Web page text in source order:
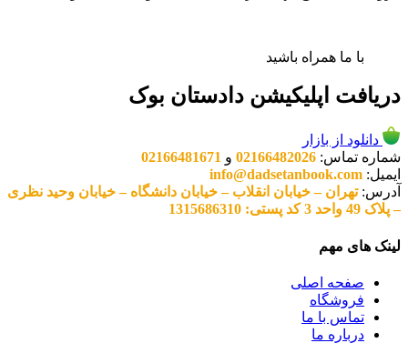
با ما همراه باشید
دریافت اپلیکیشن دادستان بوک
دانلود از بازار
شماره تماس: 02166482026 و 02166481671
ایمیل: info@dadsetanbook.com
آدرس:تهران – خیابان انقلاب – خیابان دانشگاه – خیابان وحید نظری
– پلاک 49 واحد 3 کد پستی: 1315686310
لینک های مهم
صفحه اصلی
فروشگاه
تماس با ما
درباره ما